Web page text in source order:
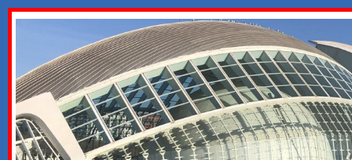
bydlikemevropou.com